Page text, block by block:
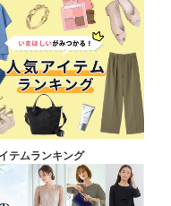
テムランキング